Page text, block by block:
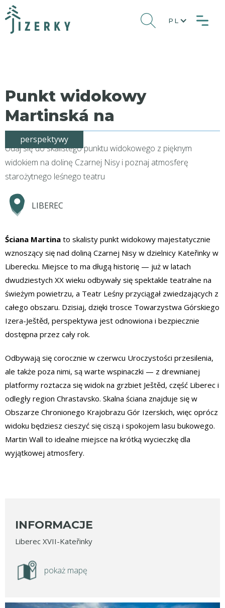
PL
Punkt widokowy
Martinská na
perspektywy
Udaj się do skalistego punktu widokowego z pięknym
widokiem na dolinę Czarnej Nisy i poznaj atmosferę
starożytnego leśnego teatru
LIBEREC
Ściana Martina to skalisty punkt widokowy majestatycznie
wznoszący się nad doliną Czarnej Nisy w dzielnicy Kateřinky w
Liberecku. Miejsce to ma długą historię — już w latach
dwudziestych XX wieku odbywały się spektakle teatralne na
świeżym powietrzu, a Teatr Leśny przyciągał zwiedzających z
całego obszaru. Dzisiaj, dzięki trosce Towarzystwa Górskiego
Izera-Ještěd, perspektywa jest odnowiona i bezpiecznie
dostępna przez cały rok.
Odbywają się corocznie w czerwcu Uroczystości przesilenia,
ale także poza nimi, są warte wspinaczki — z drewnianej
platformy roztacza się widok na grzbiet Ještěd, część Liberec i
odległy region Chrastavsko. Skalna ściana znajduje się w
Obszarze Chronionego Krajobrazu Gór Izerskich, więc oprócz
widoku będziesz cieszyć się ciszą i spokojem lasu bukowego.
Martin Wall to idealne miejsce na krótką wycieczkę dla
wyjątkowej atmosfery.
INFORMACJE
Liberec XVII-Kateřinky
pokaż mapę